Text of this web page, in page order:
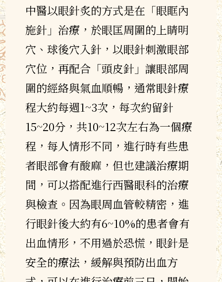
中醫以眼針炙的方式是在「眼眶內
施針」治療，於眼匡周圍的上睛明
穴、球後穴入針，以眼針刺激眼部
穴位，再配合「頭皮針」讓眼部周
圍的經絡與氣血順暢，通常眼針療
程大約每週1~3次，每次約留針
15~20分，共10~12次左右為一個療
程，每人情形不同，進行時有些患
者眼部會有酸麻，但也建議治療期
間，可以搭配進行西醫眼科的治療
與檢查。因為眼周血管較精密，進
行眼針後大約有6~10%的患者會有
出血情形，不用過於恐慌，眼針是
安全的療法，緩解與預防出血方